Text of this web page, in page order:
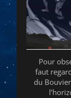
Pour
faut
du